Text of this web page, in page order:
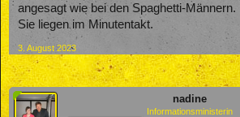
angesagt wie bei den Spaghetti-Männern.
Sie liegen im Minutentakt.
3. August 2023
nadine
Informationsministerin